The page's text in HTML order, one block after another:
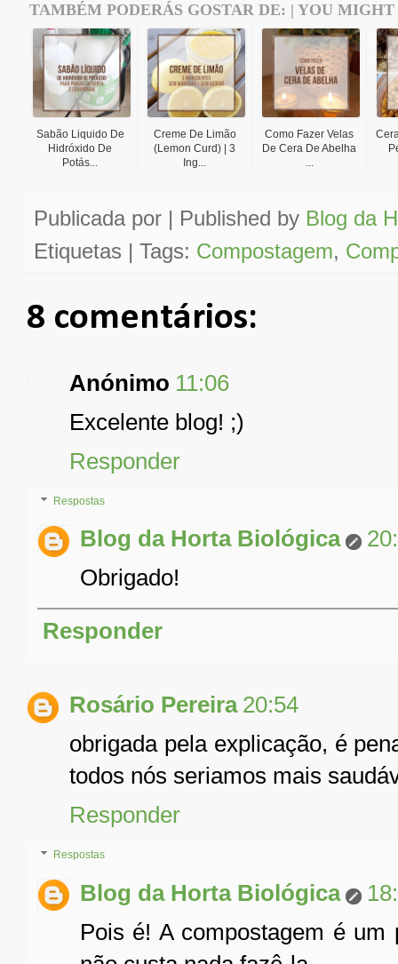
TAMBÉM PODERÁS GOSTAR DE: | YOU
Sabão Liquido De
Hidróxido De
Potás...
Creme De Limão
(Lemon Curd) | 3
Ing...
Como Fazer Velas
De Cera De Abelha
...
Publicada por | Published by Blog da
Etiquetas | Tags: Compostagem,
8 comentários:
Anónimo 11:06
Excelente blog! ;)
Responder
Respostas
Blog da Horta Biológica
Obrigado!
Responder
Rosário Pereira 20:54
obrigada pela explicação, é
todos nós seriamos mais
Responder
Respostas
Blog da Horta Biológica
Pois é! A compostagem é um